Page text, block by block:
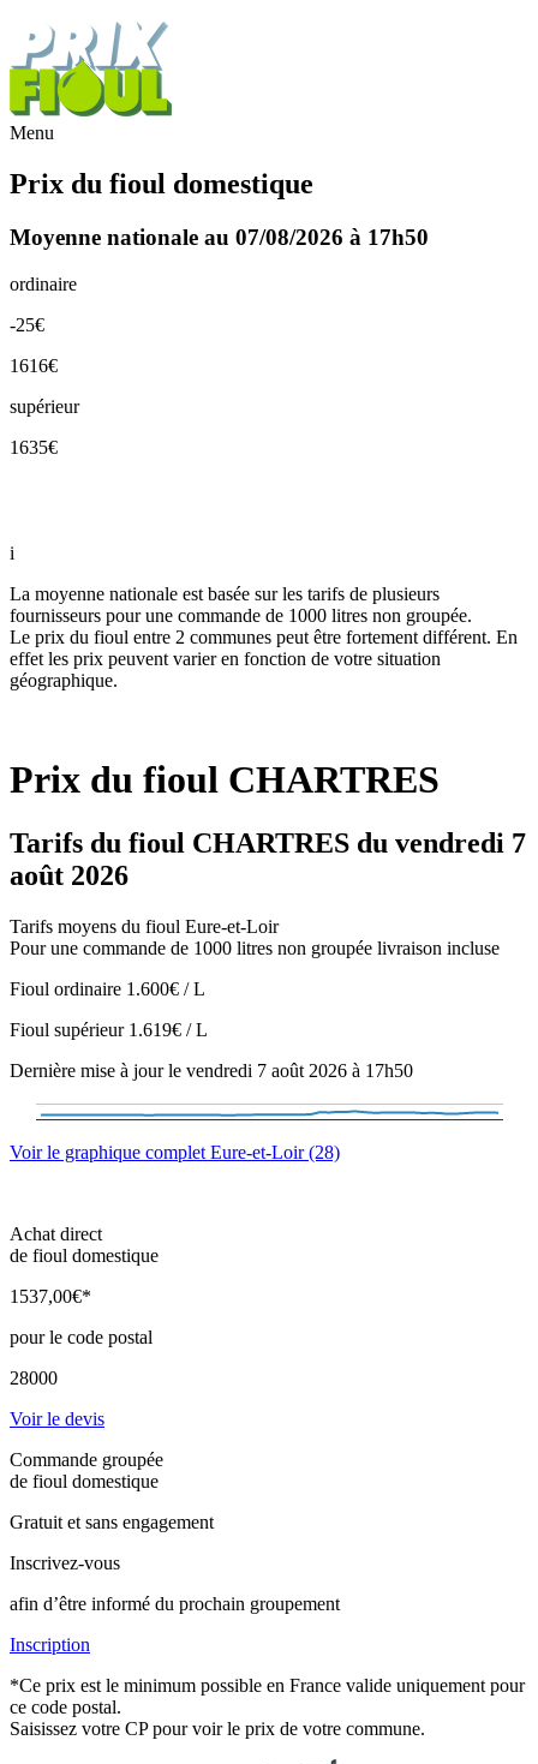
Menu
Prix du fioul domestique
Moyenne nationale au 07/08/2026 à 17h50
ordinaire
-25€
1616€
supérieur
1635€
i
La moyenne nationale est basée sur les tarifs de plusieurs
fournisseurs pour une commande de 1000 litres non groupée.
Le prix du fioul entre 2 communes peut être fortement différent. En
effet les prix peuvent varier en fonction de votre situation
géographique.
Prix du fioul CHARTRES
Tarifs du fioul CHARTRES du vendredi 7
août 2026
Tarifs moyens du fioul Eure-et-Loir
Pour une commande de 1000 litres non groupée livraison incluse
Fioul ordinaire 1.600€ / L
Fioul supérieur 1.619€ / L
Dernière mise à jour le vendredi 7 août 2026 à 17h50
Voir le graphique complet Eure-et-Loir (28)
Achat direct
de fioul domestique
1537,00€*
pour le code postal
28000
Voir le devis
Commande groupée
de fioul domestique
Gratuit et sans engagement
Inscrivez-vous
afin d’être informé du prochain groupement
Inscription
*Ce prix est le minimum possible en France valide uniquement pour
ce code postal.
Saisissez votre CP pour voir le prix de votre commune.